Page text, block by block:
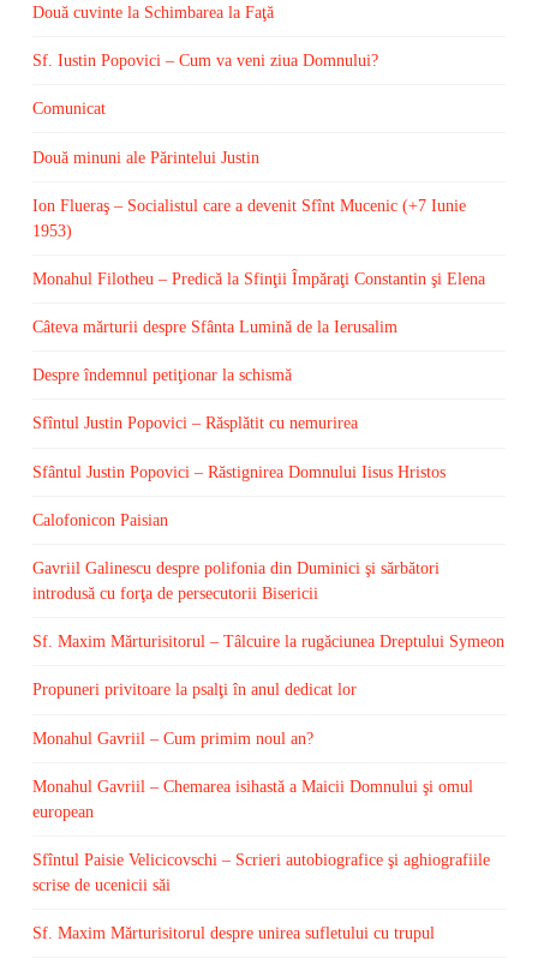
Două cuvinte la Schimbarea la Faţă
Sf. Iustin Popovici – Cum va veni ziua Domnului?
Comunicat
Două minuni ale Părintelui Justin
Ion Flueraş – Socialistul care a devenit Sfînt Mucenic (+7 Iunie
1953)
Monahul Filotheu – Predică la Sfinţii Împăraţi Constantin şi Elena
Câteva mărturii despre Sfânta Lumină de la Ierusalim
Despre îndemnul petiţionar la schismă
Sfîntul Justin Popovici – Răsplătit cu nemurirea
Sfântul Justin Popovici – Răstignirea Domnului Iisus Hristos
Calofonicon Paisian
Gavriil Galinescu despre polifonia din Duminici şi sărbători
introdusă cu forţa de persecutorii Bisericii
Sf. Maxim Mărturisitorul – Tâlcuire la rugăciunea Dreptului Symeon
Propuneri privitoare la psalţi în anul dedicat lor
Monahul Gavriil – Cum primim noul an?
Monahul Gavriil – Chemarea isihastă a Maicii Domnului şi omul
european
Sfîntul Paisie Velicicovschi – Scrieri autobiografice şi aghiografiile
scrise de ucenicii săi
Sf. Maxim Mărturisitorul despre unirea sufletului cu trupul